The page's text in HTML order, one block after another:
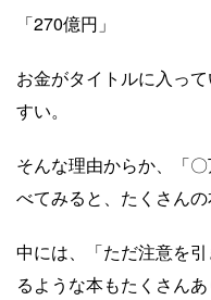
「270億円」
お金がタイトルに入っ
すい。
そんな理由からか、「
べてみると、たくさんの
中には、「ただ注意を
るような本もたくさん